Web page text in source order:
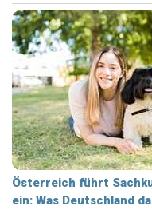
Österreich führt
ein: Was Deutschland